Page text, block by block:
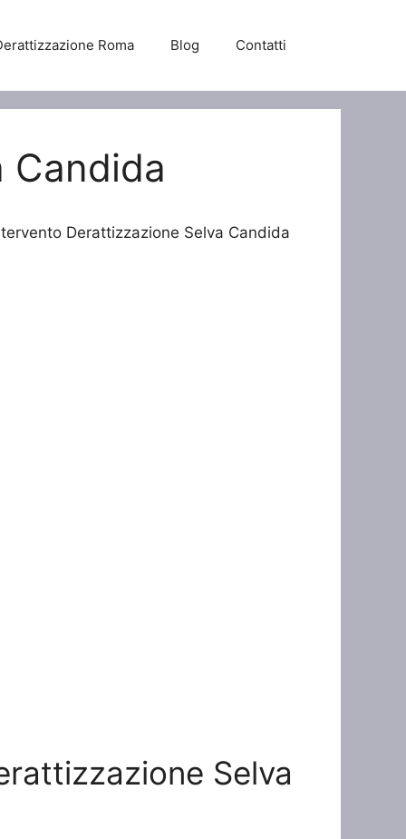
Roma Blog Contatti
Candida
Derattizzazione Selva Candida
Selva